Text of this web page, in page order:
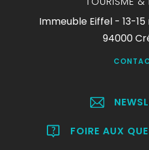
Immeuble Eiffel - 13-
94000
FOIRE AUX